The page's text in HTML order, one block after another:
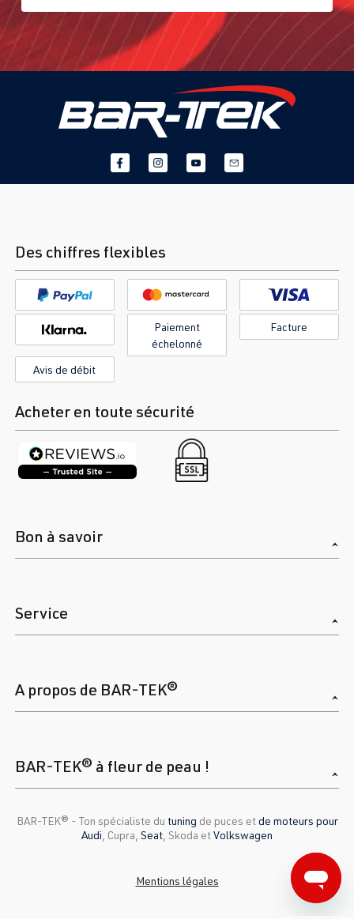
Des chiffres flexibles
Paiement
échelonné
Facture
Avis de débit
Acheter en toute sécurité
Bon à savoir
Service
A propos de BAR-TEK®
BAR-TEK® à fleur de peau !
BAR-TEK®️ - Ton spécialiste du tuning de puces etde moteurs pour
Audi , Cupra, Seat , Skoda etVolkswagen
Mentions légales